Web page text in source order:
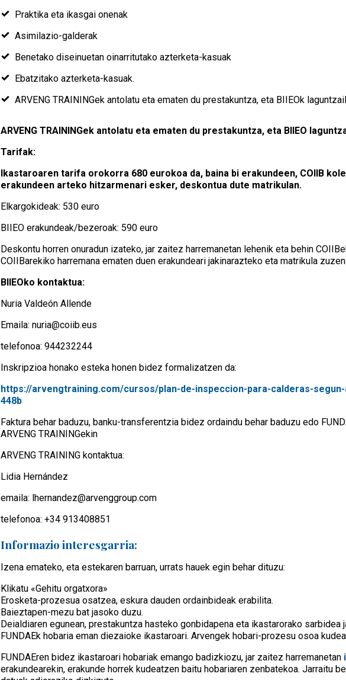
Praktika eta ikasgai onenak
Asimilazio-galderak
Benetako diseinuetan oinarritutako azterketa-kasuak
Ebatzitako azterketa-kasuak.
ARVENG TRAININGek antolatu eta ematen du prestakuntza, eta BIIEOk
ARVENG TRAININGek antolatu eta ematen du prestakuntza, eta BIIEO
Tarifak:
Ikastaroaren tarifa orokorra 680 eurokoa da, baina bi erakundeen, COIIB
erakundeen arteko hitzarmenari esker, deskontua dute matrikulan.
Elkargokideak: 530 euro
BIIEO erakundeak/bezeroak: 590 euro
Deskontu horren onuradun izateko, jar zaitez harremanetan lehenik eta behin
COIIBarekiko harremana ematen duen erakundeari jakinarazteko eta matrikula
BIIEOko kontaktua:
Nuria Valdeón Allende
Emaila: nuria@coiib.eus
telefonoa: 944232244
Inskripzioa honako esteka honen bidez formalizatzen da:
https://arvengtraining.com/cursos/plan-de-inspeccion-para-calderas-
448b
Faktura behar baduzu, banku-transferentzia bidez ordaindu behar baduzu edo
ARVENG TRAININGekin
ARVENG TRAINING kontaktua:
Lidia Hernández
emaila: lhernandez@arvenggroup.com
telefonoa: +34 913408851
Informazio interesgarria:
Izena emateko, eta estekaren barruan, urrats hauek egin behar dituzu:
Klikatu «Gehitu orgatxora»
Erosketa-prozesua osatzea, eskura dauden ordainbideak erabilita.
Baieztapen-mezu bat jasoko duzu.
Deialdiaren egunean, prestakuntza hasteko gonbidapena eta ikastarorako sarbidea
FUNDAEk hobaria eman diezaioke ikastaroari. Arvengek hobari-prozesu osoa
FUNDAEren bidez ikastaroari hobariak emango badizkiozu, jar zaitez harremanetan
erakundearekin, erakunde horrek kudeatzen baitu hobariaren zenbatekoa. Jarraitu